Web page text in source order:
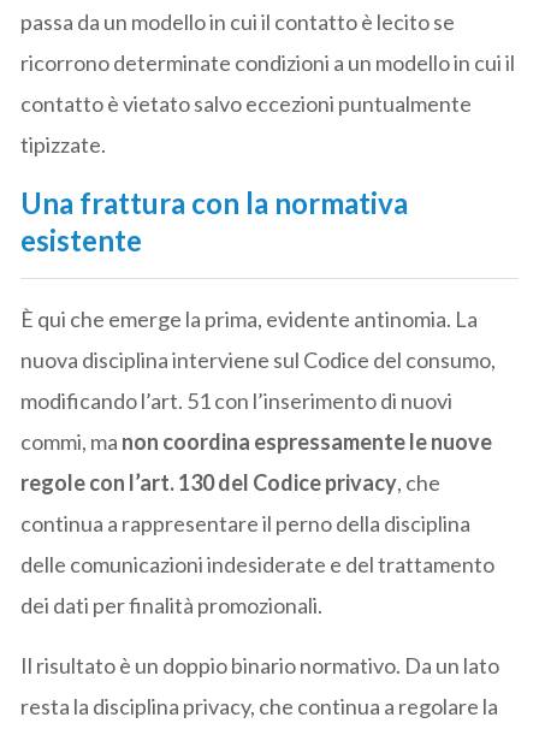
passa da un modello in cui il contatto è lecito se
ricorrono determinate condizioni a un modello in cui il
contatto è vietato salvo eccezioni puntualmente
tipizzate.
Una frattura con la normativa
esistente
È qui che emerge la prima, evidente antinomia. La
nuova disciplina interviene sul Codice del consumo,
modificando l’art. 51 con l’inserimento di nuovi
commi, ma non coordina espressamente le nuove
regole con l’art. 130 del Codice privacy, che
continua a rappresentare il perno della disciplina
delle comunicazioni indesiderate e del trattamento
dei dati per finalità promozionali.
Il risultato è un doppio binario normativo. Da un lato
resta la disciplina privacy, che continua a regolare la